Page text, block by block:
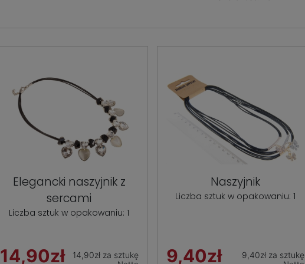
Elegancki naszyjnik z
sercami
Liczba sztuk w opakowaniu: 1
14,90zł 14,90zł za sztukę
Naszyjnik
Liczba sztuk w opakowaniu: 1
9,40zł 9,40zł za sztukę